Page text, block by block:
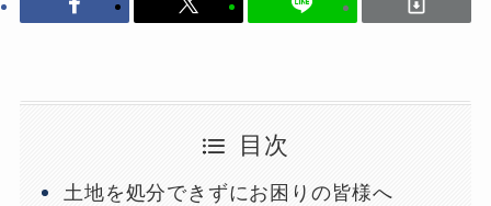
目次
土地を処分できずにお困りの皆様へ